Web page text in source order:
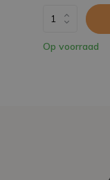
Op voorraad